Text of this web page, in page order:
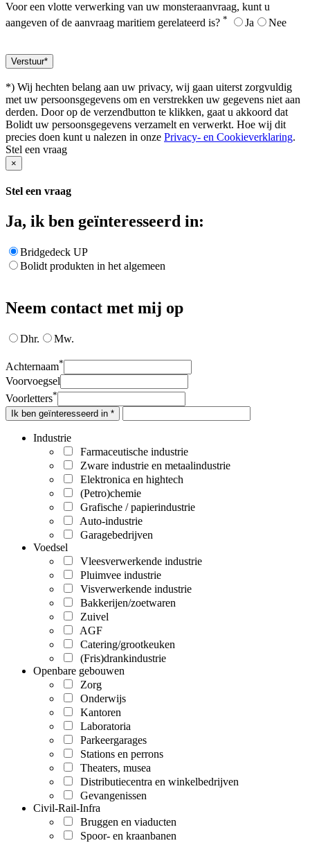
Voor een vlotte verwerking van uw monsteraanvraag, kunt u
aangeven of de aanvraag maritiem gerelateerd is? * Ja Nee
*) Wij hechten belang aan uw privacy, wij gaan uiterst zorgvuldig
met uw persoonsgegevens om en verstrekken uw gegevens niet aan
derden. Door op de verzendbutton te klikken, gaat u akkoord dat
Bolidt uw persoonsgegevens verzamelt en verwerkt. Hoe wij dit
precies doen kunt u nalezen in onze Privacy- en Cookieverklaring.
Stel een vraag
×
Stel een vraag
Ja, ik ben geïnteresseerd in:
Bridgedeck UP
Bolidt produkten in het algemeen
Neem contact met mij op
Dhr. Mw.
Achternaam*
Voorvoegsel
Voorletters*
Ik ben geïnteresseerd in *
Industrie
Farmaceutische industrie
Zware industrie en metaalindustrie
Elektronica en hightech
(Petro)chemie
Grafische / papierindustrie
Auto-industrie
Garagebedrijven
Voedsel
Vleesverwerkende industrie
Pluimvee industrie
Visverwerkende industrie
Bakkerijen/zoetwaren
Zuivel
AGF
Catering/grootkeuken
(Fris)drankindustrie
Openbare gebouwen
Zorg
Onderwijs
Kantoren
Laboratoria
Parkeergarages
Stations en perrons
Theaters, musea
Distributiecentra en winkelbedrijven
Gevangenissen
Civil-Rail-Infra
Bruggen en viaducten
Spoor- en kraanbanen